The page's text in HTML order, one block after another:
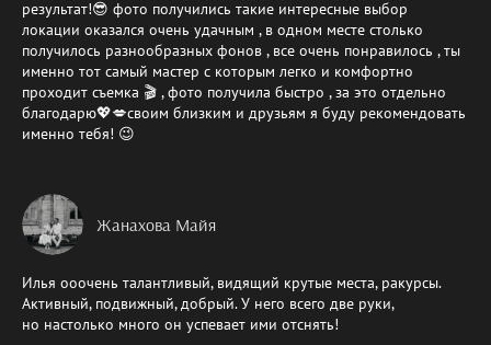
результат!😎 фото получились такие интересные выбор
локации оказался очень удачным , в одном месте столько
получилось разнообразных фонов , все очень понравилось , ты
именно тот самый мастер с которым легко и комфортно
проходит съемка 🎬 , фото получила быстро , за это отдельно
благодарю💖💋своим близким и друзьям я буду рекомендовать
именно тебя! 😉
Жанахова Майя
Илья ооочень талантливый, видящий крутые места, ракурсы.
Активный, подвижный, добрый. У него всего две руки,
но настолько много он успевает ими отснять!